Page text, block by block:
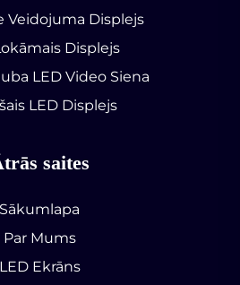
Veidojuma Displejs
Displejs
LED Video Siena
LED Displejs
saites
Sākumlapa
Par Mums
LED Ekrāns